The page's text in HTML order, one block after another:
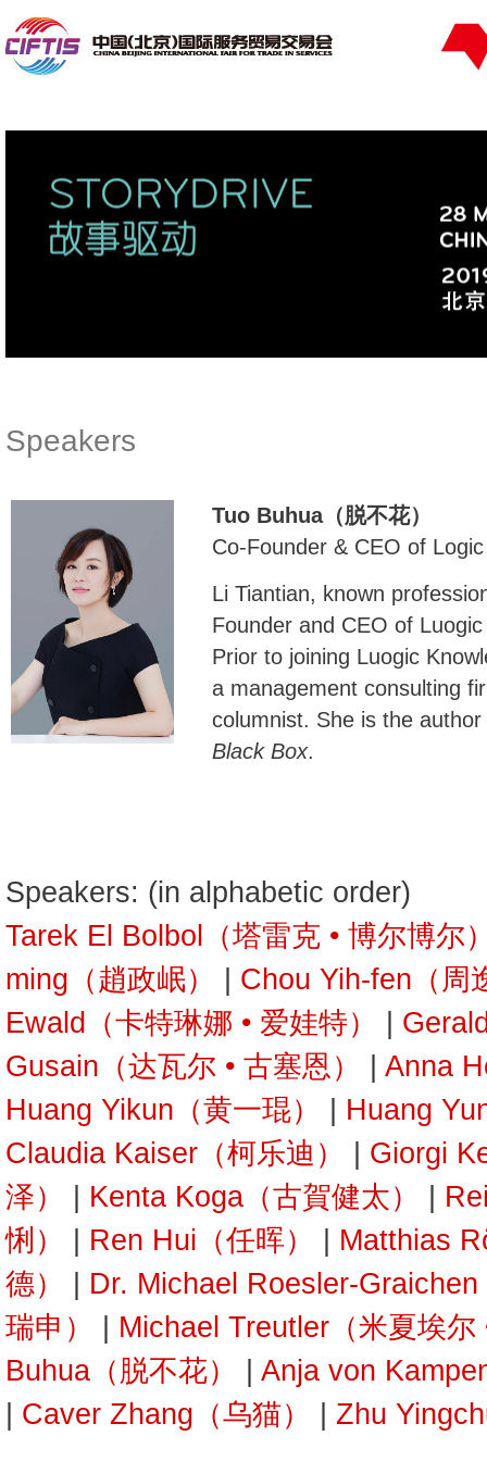
Speakers
Tuo Buhua（脱不花）
Co-Founder & CEO of
Li Tiantian, known
Founder and CEO of
Prior to joining Luogic
a management consulting
columnist. She is the
Black Box.
Speakers: (in alphabetic order)
Tarek El Bolbol（塔雷克 • 博尔博尔
ming（趙政岷）
Chou Yih-fen（周
Ewald（卡特琳娜 • 爱娃特）
Gusain（达瓦尔 • 古塞恩）
Anna
Huang Yikun（黄一琨）
Huang
Claudia Kaiser（柯乐迪）
Giorgi
泽）
Kenta Koga（古賀健太）
悧）
Ren Hui（任晖）
Matthias
德）
Dr. Michael Roesler-
瑞申）
Michael Treutler（米夏埃尔
Buhua（脱不花）
Anja von
Caver Zhang（乌猫） Zhu